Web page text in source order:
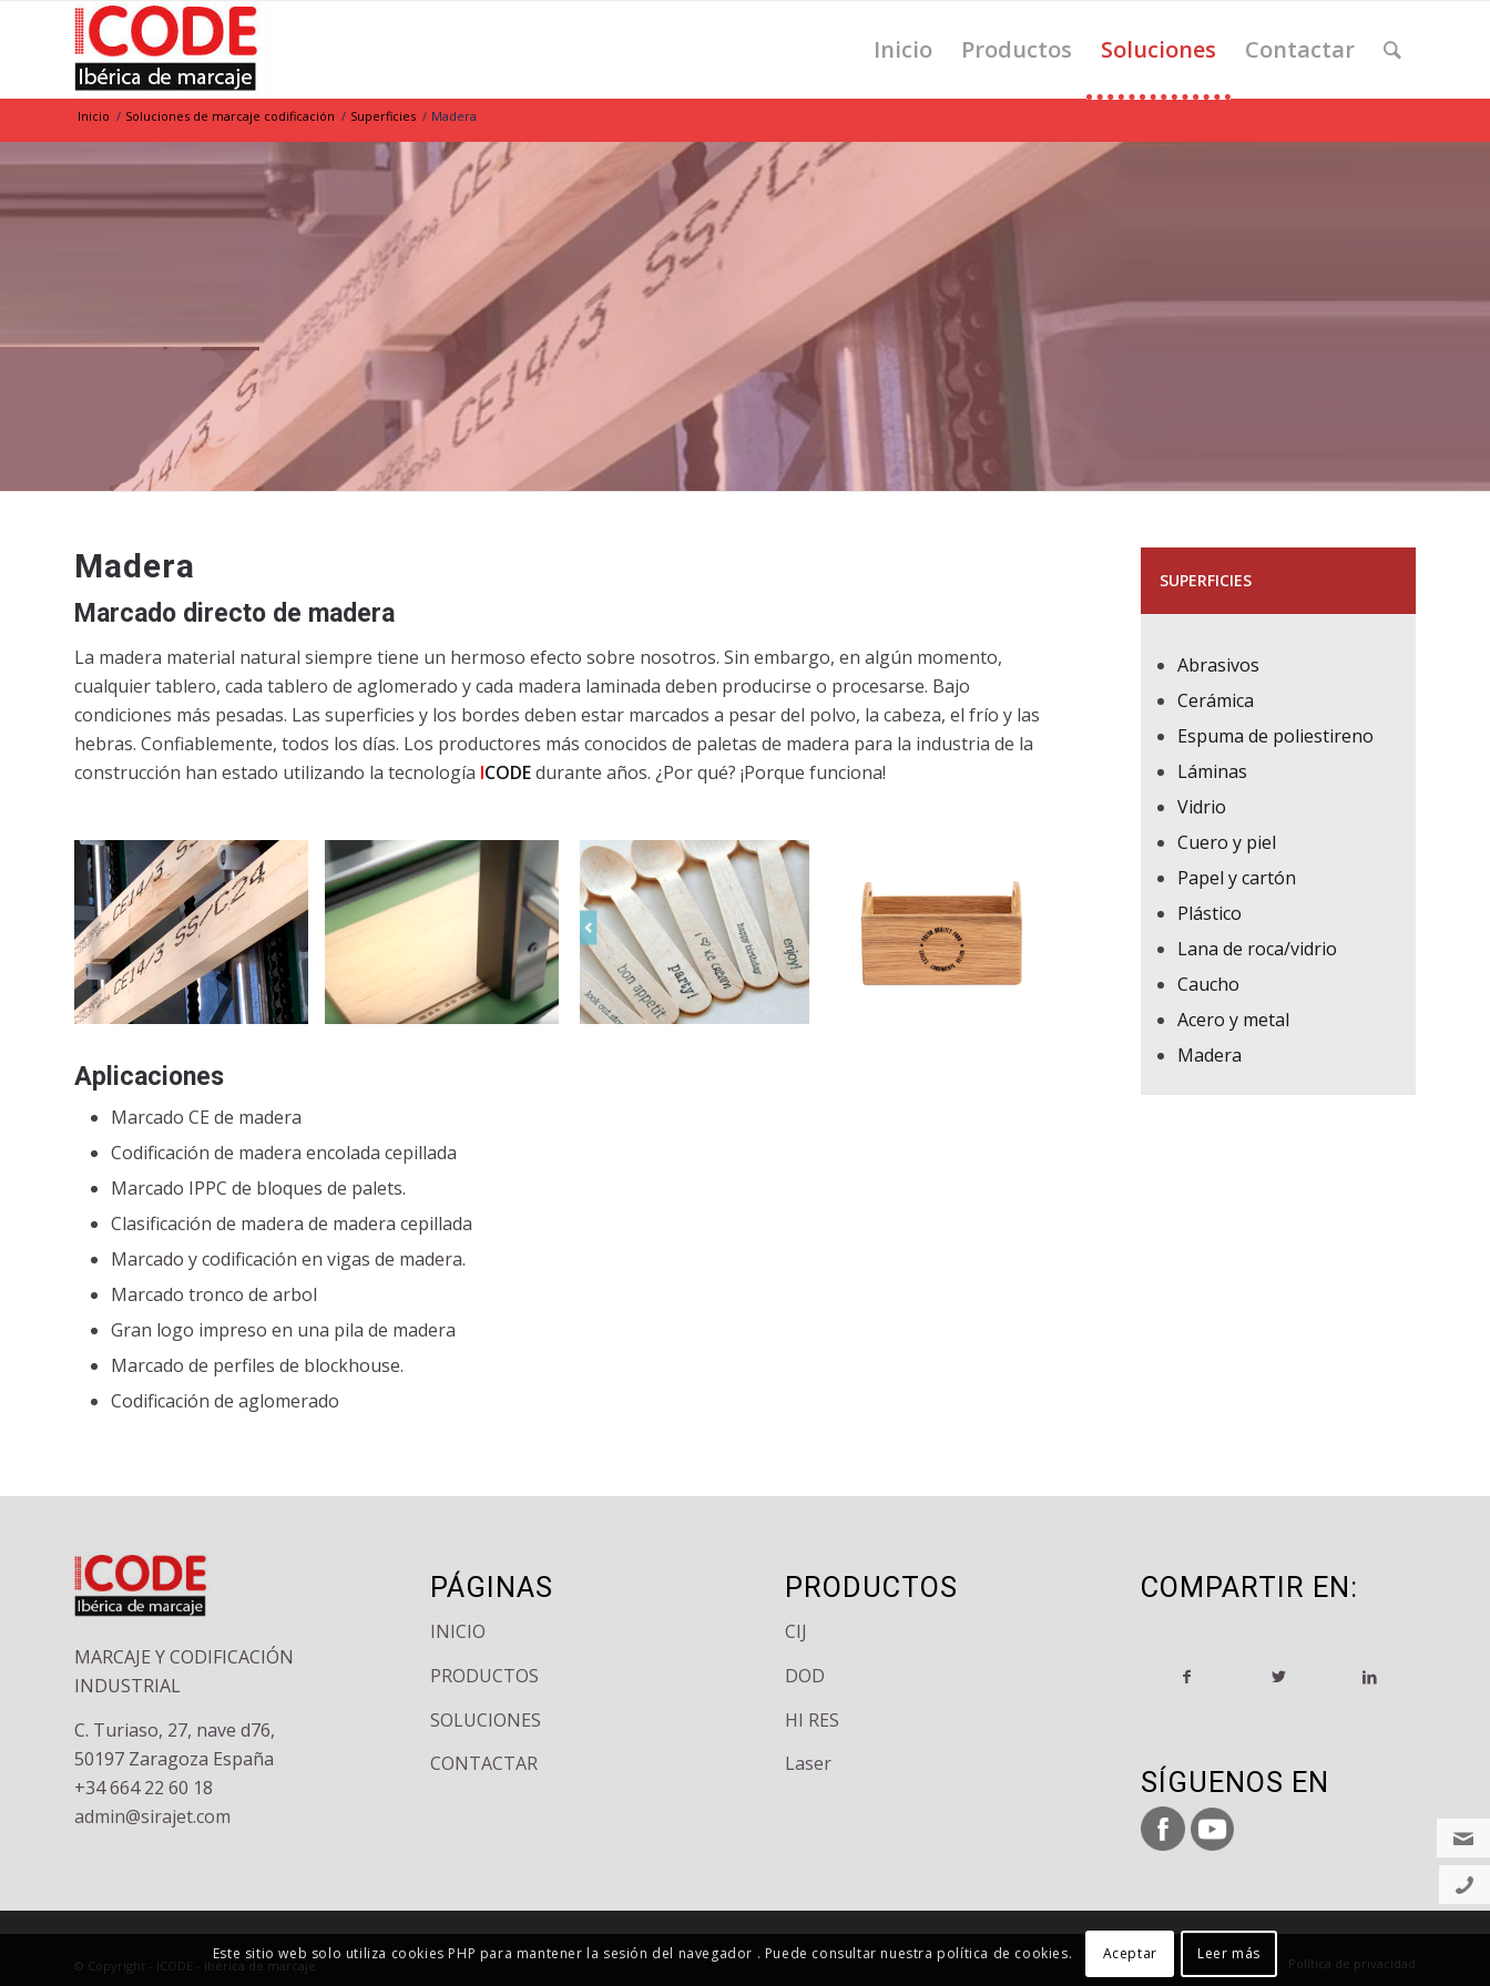
Inicio Productos Soluciones Contactar
Inicio / Soluciones de marcaje codificación / Superficies / Madera
Madera
Marcado directo de madera
La madera material natural siempre tiene un hermoso efecto sobre nosotros. Sin embargo, en algún momento,
cualquier tablero, cada tablero de aglomerado y cada madera laminada deben producirse o procesarse. Bajo
condiciones más pesadas. Las superficies y los bordes deben estar marcados a pesar del polvo, la cabeza, el frío y las
hebras. Confiablemente, todos los días. Los productores más conocidos de paletas de madera para la industria de la
construcción han estado utilizando la tecnología ICODEdurante años. ¿Por qué? ¡Porque funciona!
Aplicaciones
Marcado CE de madera
Codificación de madera encolada cepillada
Marcado IPPC de bloques de palets.
Clasificación de madera de madera cepillada
Marcado y codificación en vigas de madera.
Marcado tronco de arbol
Gran logo impreso en una pila de madera
Marcado de perfiles de blockhouse.
Codificación de aglomerado
SUPERFICIES
Abrasivos
Cerámica
Espuma de poliestireno
Láminas
Vidrio
Cuero y piel
Papel y cartón
Plástico
Lana de roca/vidrio
Caucho
Acero y metal
Madera
MARCAJE Y CODIFICACIÓN
INDUSTRIAL
C. Turiaso, 27, nave d76,
50197 Zaragoza España
+34 664 22 60 18
admin@sirajet.com
PÁGINAS
INICIO
PRODUCTOS
SOLUCIONES
CONTACTAR
PRODUCTOS
CIJ
DOD
HI RES
Laser
COMPARTIR EN:
SÍGUENOS EN
© Copyright - ICODE - Ibérica de marcaje Política de privacidad
Este sitio web solo utiliza cookies PHP para mantener la sesión del navegador . Puede consultar nuestra política de cookies. Aceptar Leer más